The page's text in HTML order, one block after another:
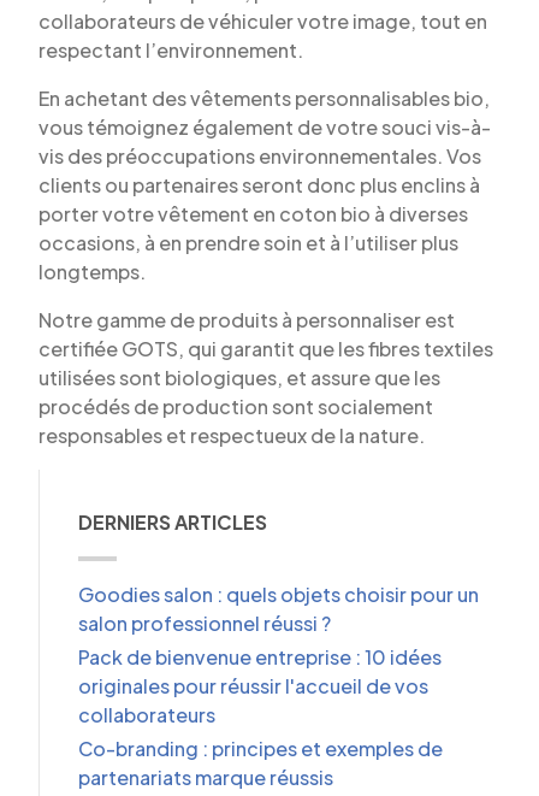
collaborateurs de véhiculer votre image, tout en
respectant l’environnement.
En achetant des vêtements personnalisables bio,
vous témoignez également de votre souci vis-à-
vis des préoccupations environnementales. Vos
clients ou partenaires seront donc plus enclins à
porter votre vêtement en coton bio à diverses
occasions, à en prendre soin et à l’utiliser plus
longtemps.
Notre gamme de produits à personnaliser est
certifiée GOTS, qui garantit que les fibres textiles
utilisées sont biologiques, et assure que les
procédés de production sont socialement
responsables et respectueux de la nature.
DERNIERS ARTICLES
Goodies salon : quels objets choisir pour un
salon professionnel réussi ?
Pack de bienvenue entreprise : 10 idées
originales pour réussir l'accueil de vos
collaborateurs
Co-branding : principes et exemples de
partenariats marque réussis